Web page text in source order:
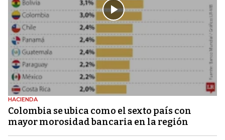
HACIENDA
Colombia se ubica como el sexto país con
mayor morosidad bancaria en la región